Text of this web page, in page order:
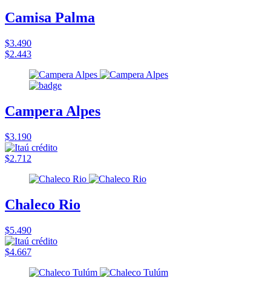
Camisa Palma
$3.490
$2.443
Campera Alpes
$3.190
$2.712
Chaleco Rio
$5.490
$4.667